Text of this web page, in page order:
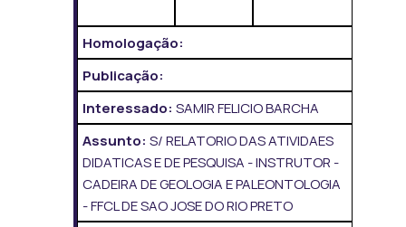
Homologação:
Publicação:
Interessado: SAMIR FELICIO BARCHA
Assunto: S/ RELATORIO DAS ATIVIDAES
DIDATICAS E DE PESQUISA - INSTRUTOR -
CADEIRA DE GEOLOGIA E PALEONTOLOGIA
- FFCL DE SAO JOSE DO RIO PRETO